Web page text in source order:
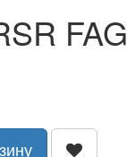
FAG